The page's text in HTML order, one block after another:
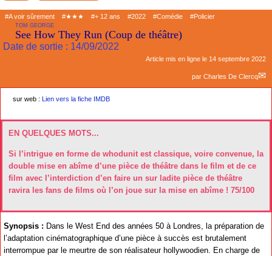
#A voir sûrement #★★★ #+ 12 ans #2022 #Comédie #Policier
TOM GEORGE
See How They Run (Coup de théâtre)
Date de sortie : 14/09/2022
Article mis en ligne le 14 septembre 2022
par Charles De Clercq
EN QUELQUES MOTS...
Si l’intrigue en forme de whodunit est classique, voire convenue, la
double mise en abîme d’une pièce de théâtre dans le film et de ce
film avec l’interdiction d’en faire un sur ladite pièce de théâtre
ravira les fans de films où l’on joue sur la mise en abîme ! 75/100
sur web : Lien vers la fiche IMDB
Synopsis : Dans le West End des années 50 à Londres, la préparation de
l’adaptation cinématographique d’une pièce à succès est brutalement
interrompue par le meurtre de son réalisateur hollywoodien. En charge de